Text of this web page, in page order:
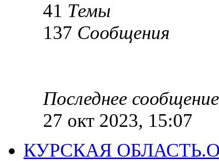
41 Темы
137 Сообщения
Последнее сообщение
27 окт 2023, 15:07
КУРСКАЯ